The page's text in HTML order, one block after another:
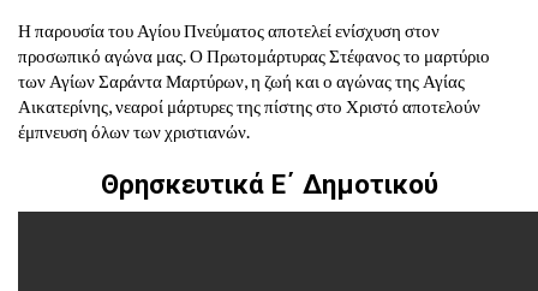
Η παρουσία του Αγίου Πνεύματος αποτελεί ενίσχυση στον
προσωπικό αγώνα μας. Ο Πρωτομάρτυρας Στέφανος το μαρτύριο
των Αγίων Σαράντα Μαρτύρων, η ζωή και ο αγώνας της Αγίας
Αικατερίνης, νεαροί μάρτυρες της πίστης στο Χριστό αποτελούν
έμπνευση όλων των χριστιανών.
Θρησκευτικά Ε΄ Δημοτικού